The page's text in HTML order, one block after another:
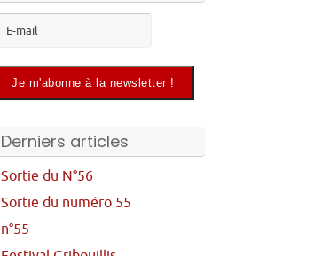
Derniers articles
Sortie du N°56
Sortie du numéro 55
n°55